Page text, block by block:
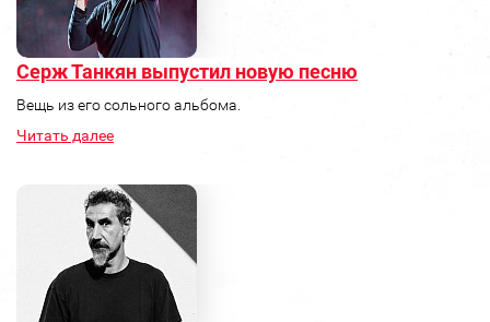
Серж Танкян выпустил новую песню
Вещь из его сольного альбома.
Читать далее